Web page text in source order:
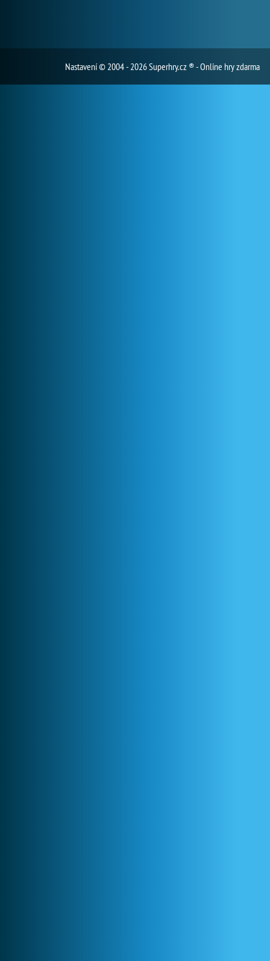
Nastavení© 2004 - 2026 Superhry.cz ® - Online hry zdarma